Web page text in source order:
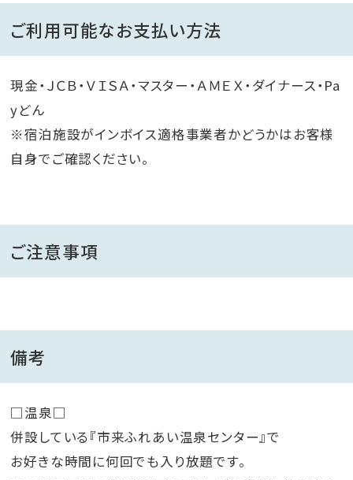
ご利用可能なお支払い方法
現金・ＪＣＢ・ＶＩＳＡ・マスター・ＡＭＥＸ・ダイナース・Pa
yどん
※宿泊施設がインボイス適格事業者かどうかはお客様
自身でご確認ください。
ご注意事項
備考
□温泉□
併設している『市来ふれあい温泉センター』で
お好きな時間に何回でも入り放題です。